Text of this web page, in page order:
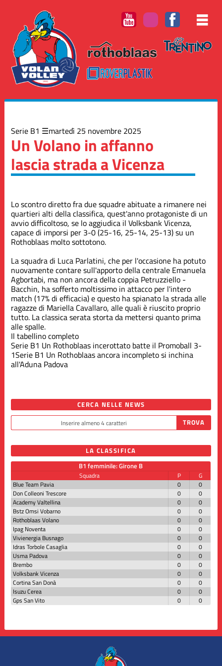
Serie B1 martedì 25 novembre 2025
Un Volano in affanno
lascia strada a Vicenza
Lo scontro diretto fra due squadre abituate a rimanere nei
quartieri alti della classifica, quest'anno protagoniste di un
avvio difficoltoso, se lo aggiudica il Volksbank Vicenza,
capace di imporsi per 3-0 (25-16, 25-14, 25-13) su un
Rothoblaas molto sottotono.
La squadra di Luca Parlatini, che per l'occasione ha potuto
nuovamente contare sull'apporto della centrale Emanuela
Agbortabi, ma non ancora della coppia Petruzziello -
Bacchin, ha sofferto moltissimo in attacco per l'intero
match (17% di efficacia) e questo ha spianato la strada alle
ragazze di Mariella Cavallaro, alle quali è riuscito proprio
tutto. La classica serata storta da mettersi quanto prima
alle spalle.
Il tabellino completo
Serie B1 Un Rothoblaas incerottato batte il Promoball 3-
1Serie B1 Un Rothoblaas ancora incompleto si inchina
all'Aduna Padova
argomenti
notizie:
Altre
squadre
Serie B2
Società
CERCA NELLE NEWS
LA CLASSIFICA
B1 femminile: Girone B
Squadra P
G
Blue Team Pavia
0
0
Don Colleoni Trescore
0
0
Academy Valtellina
0
0
Bstz Omsi Vobarno
0
0
Rothoblaas Volano
0
0
Ipag Noventa
0
0
Vivienergia Busnago
0
0
Idras Torbole Casaglia
0
0
Usma Padova
0
0
Brembo
0
0
Volksbank Vicenza
0
0
Cortina San Donà
0
0
Isuzu Cerea
0
0
Gps San Vito
0 0